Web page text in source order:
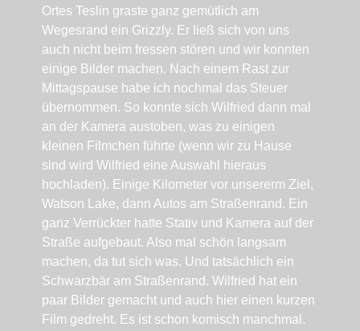
Ortes Teslin graste ganz gemütlich am
Wegesrand ein Grizzly. Er ließ sich von uns
auch nicht beim fressen stören und wir konnten
einige Bilder machen. Nach einem Rast zur
Mittagspause habe ich nochmal das Steuer
übernommen. So konnte sich Wilfried dann mal
an der Kamera austoben, was zu einigen
kleinen Filmchen führte (wenn wir zu Hause
sind wird Wilfried eine Auswahl hieraus
hochladen). Einige Kilometer vor unsererm Ziel,
Watson Lake, dann Autos am Straßenrand. Ein
ganz Verrückter hatte Stativ und Kamera auf der
Straße aufgebaut. Also mal schön langsam
machen, da tut sich was. Und tatsächlich ein
Schwarzbär am Straßenrand. Wilfried hat ein
paar Bilder gemacht und auch hier einen kurzen
Film gedreht. Es ist schon komisch manchmal.